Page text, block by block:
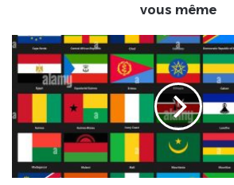
vous même
Afrique
l'Organisation
des
unies
Développement